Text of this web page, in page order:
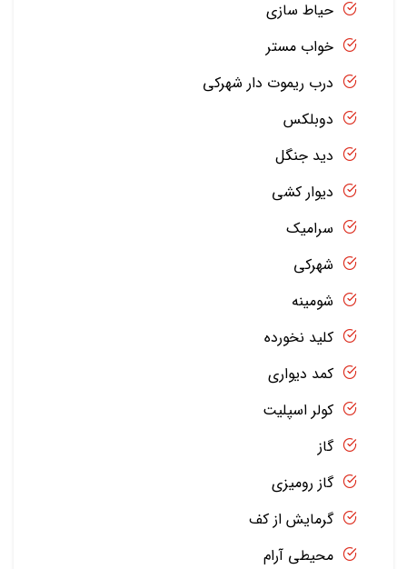
حیاط سازی
خواب مستر
درب ریموت دار شهرکی
دوبلکس
دید جنگل
دیوار کشی
سرامیک
شهرکی
شومینه
کلید نخورده
کمد دیواری
کولر اسپلیت
گاز
گاز رومیزی
گرمایش از کف
محیطی آرام